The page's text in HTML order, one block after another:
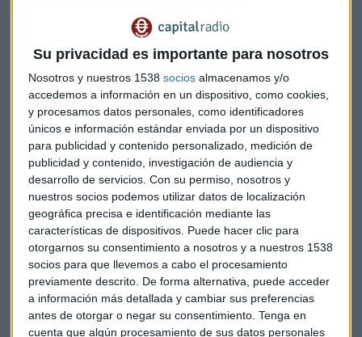
Su privacidad es importante para nosotros
Nosotros y nuestros 1538 socios almacenamos y/o
accedemos a información en un dispositivo, como cookies,
y procesamos datos personales, como identificadores
únicos e información estándar enviada por un dispositivo
para publicidad y contenido personalizado, medición de
publicidad y contenido, investigación de audiencia y
desarrollo de servicios. Con su permiso, nosotros y
nuestros socios podemos utilizar datos de localización
geográfica precisa e identificación mediante las
características de dispositivos. Puede hacer clic para
otorgarnos su consentimiento a nosotros y a nuestros 1538
socios para que llevemos a cabo el procesamiento
previamente descrito. De forma alternativa, puede acceder
a información más detallada y cambiar sus preferencias
antes de otorgar o negar su consentimiento. Tenga en
cuenta que algún procesamiento de sus datos personales
Por su parte, la eléctrica decidió responder públicamente.
Entre otras cosas, se mostró sorprendida al asegurar que la
tarifa del ayuntamiento deBatresno está sujeta a la
volatilidad diariay que su precio es tres veces menor que
el que cotiza el mercado hoy. No contenta con eso, la
compañía también ha desvelado que el consistorio
madrileñole debe 50.000 euros por deudas de años
anteriores.
Así,Iberdroladeja clara su postura: no está de acuerdo con
la decisión del alcalde. En el caso de que la compañía
decidiera tomar cartas en el asunto, podría llevar el caso a
los tribunales pero no cortar el suministro eléctrico al
municipio, según informa el diarioPúblico.
No obstante, la deuda que tiene el consistorio con la
compañía supone tan solo el 0,002% de lo que ganó